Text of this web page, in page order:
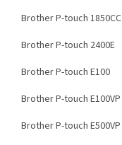
Brother P-touch 1850CC
Brother P-touch 2400E
Brother P-touch E100
Brother P-touch E100VP
Brother P-touch E500VP